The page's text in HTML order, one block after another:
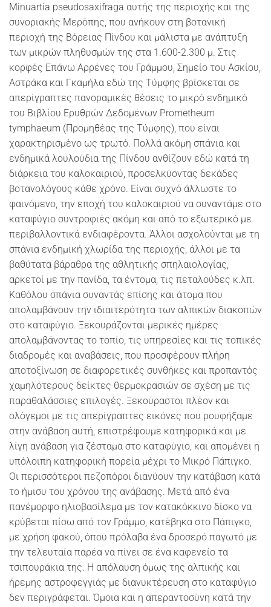
Minuartia pseudosaxifraga αυτής της περιοχής και της
συνοριακής Μερόπης, που ανήκουν στη βοτανική
περιοχή της Βόρειας Πίνδου και μάλιστα με ανάπτυξη
των μικρών πληθυσμών της στα 1.600-2.300 μ. Στις
κορφές Επάνω Αρρένες του Γράμμου, Σημείο του Ασκίου,
Αστράκα και Γκαμήλα εδώ της Τύμφης βρίσκεται σε
απερίγραπτες πανοραμικές θέσεις το μικρό ενδημικό
του Βιβλίου Ερυθρών Δεδομένων Prometheum
tymphaeum (Προμηθέας της Τύμφης), που είναι
χαρακτηρισμένο ως τρωτό. Πολλά ακόμη σπάνια και
ενδημικά λουλούδια της Πίνδου ανθίζουν εδώ κατά τη
διάρκεια του καλοκαιριού, προσελκύοντας δεκάδες
βοτανολόγους κάθε χρόνο. Είναι συχνό άλλωστε το
φαινόμενο, την εποχή του καλοκαιριού να συναντάμε στο
καταφύγιο συντροφιές ακόμη και από το εξωτερικό με
περιβαλλοντικά ενδιαφέροντα. Άλλοι ασχολούνται με τη
σπάνια ενδημική χλωρίδα της περιοχής, άλλοι με τα
βαθύτατα βάραθρα της αθλητικής σπηλαιολογίας,
αρκετοί με την πανίδα, τα έντομα, τις πεταλούδες κ.λπ.
Καθόλου σπάνια συναντάς επίσης και άτομα που
απολαμβάνουν την ιδιαιτερότητα των αλπικών διακοπών
στο καταφύγιο. Ξεκουράζονται μερικές ημέρες
απολαμβάνοντας το τοπίο, τις υπηρεσίες και τις τοπικές
διαδρομές και αναβάσεις, που προσφέρουν πλήρη
αποτοξίνωση σε διαφορετικές συνθήκες και προπαντός
χαμηλότερους δείκτες θερμοκρασιών σε σχέση με τις
παραθαλάσσιες επιλογές. Ξεκούραστοι πλέον και
ολόγεμοι με τις απερίγραπτες εικόνες που ρουφήξαμε
στην ανάβαση αυτή, επιστρέφουμε κατηφορικά και με
λίγη ανάβαση για ζέσταμα στο καταφύγιο, και απομένει η
υπόλοιπη κατηφορική πορεία μέχρι το Μικρό Πάπιγκο.
Οι περισσότεροι πεζοπόροι διανύουν την κατάβαση κατά
το ήμισυ του χρόνου της ανάβασης. Μετά από ένα
πανέμορφο ηλιοβασίλεμα με τον κατακόκκινο δίσκο να
κρύβεται πίσω από τον Γράμμο, κατέβηκα στο Πάπιγκο,
με χρήση φακού, όπου πρόλαβα ένα δροσερό παγωτό με
την τελευταία παρέα να πίνει σε ένα καφενείο τα
τσιπουράκια της. Η απόλαυση όμως της αλπικής και
ήρεμης αστροφεγγιάς με διανυκτέρευση στο καταφύγιο
δεν περιγράφεται. Όμοια και η απεραντοσύνη κατά την